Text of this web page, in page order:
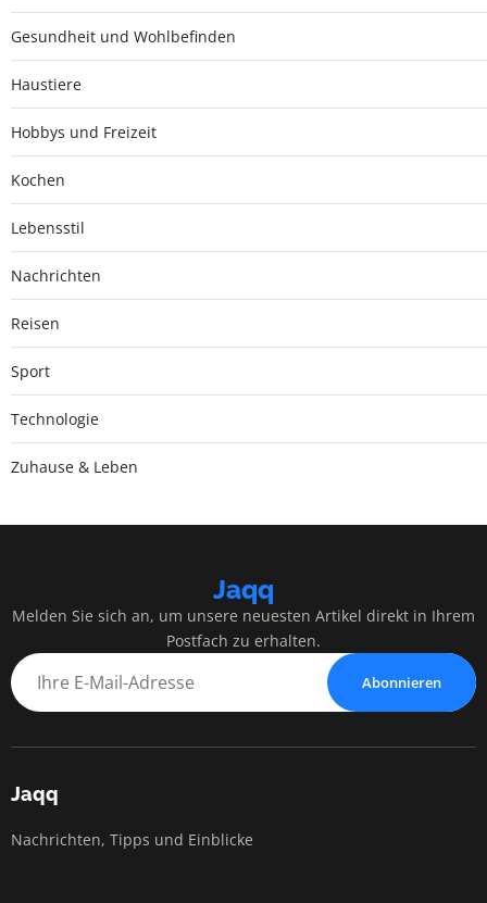
Gesundheit und Wohlbefinden
Haustiere
Hobbys und Freizeit
Kochen
Lebensstil
Nachrichten
Reisen
Sport
Technologie
Zuhause & Leben
Jaqq
Melden Sie sich an, um unsere neuesten Artikel direkt in Ihrem
Postfach zu erhalten.
Abonnieren
Jaqq
Nachrichten, Tipps und Einblicke